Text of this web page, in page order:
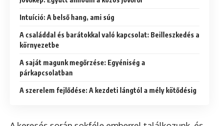
Intuíció: A belső hang, ami súg
A családdal és barátokkal való kapcsolat: Beilleszkedés a
környezetbe
A saját magunk megőrzése: Egyéniség a
párkapcsolatban
A szerelem fejlődése: A kezdeti lángtól a mély kötődésig